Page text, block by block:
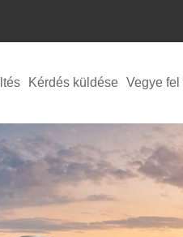
Kérdés küldése Vegye